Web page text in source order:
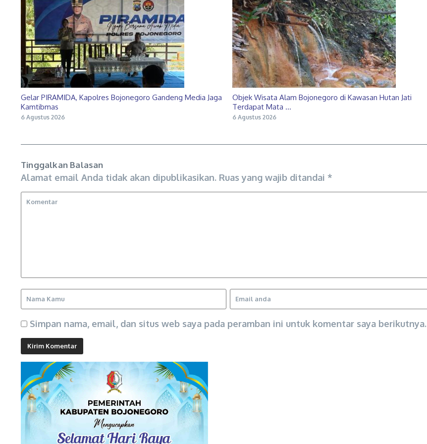
Gelar PIRAMIDA, Kapolres Bojonegoro Gandeng Media Jaga
Kamtibmas
6 Agustus 2026
Objek Wisata Alam Bojonegoro di Kawasan Hutan Jati
Terdapat Mata ...
6 Agustus 2026
Tinggalkan Balasan
Alamat email Anda tidak akan dipublikasikan. Ruas yang wajib ditandai *
Simpan nama, email, dan situs web saya pada peramban ini untuk komentar saya berikutnya.